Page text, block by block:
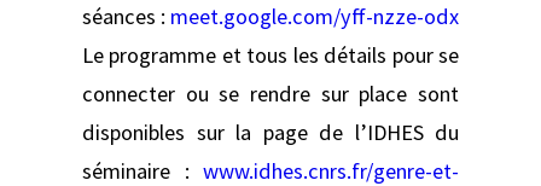
séances : meet.google.com/yff-nzze-odx
Le programme et tous les détails pour se
connecter ou se rendre sur place sont
disponibles sur la page de l’IDHES du
séminaire : www.idhes.cnrs.fr/genre-et-